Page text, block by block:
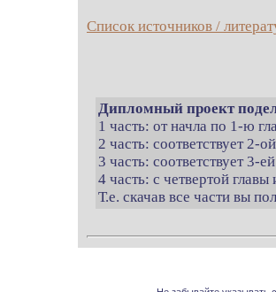
Список источников /
Дипломный проект
1 часть: от начла по 1-ю
2 часть: соответствует 2-
3 часть: соответствует 3-
4 часть: с четвертой
Т.е. скачав все части вы